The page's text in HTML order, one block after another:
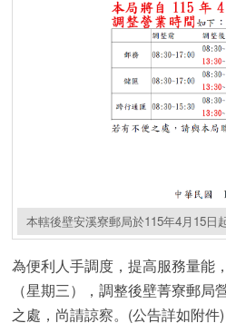
本轄後壁安溪寮郵局於115年4月15日
為便利人手調度，提高服務量能
（星期三），調整後壁菁寮郵
之處，尚請諒察。(公告詳如附件)